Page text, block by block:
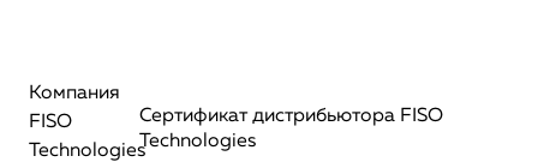
Компания
FISO
Technologies
Сертификат дистрибьютора FISO
Technologies